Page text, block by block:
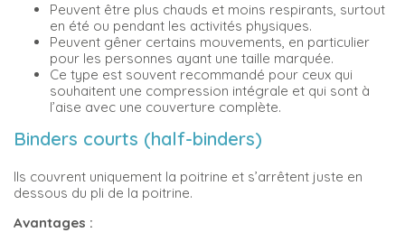
Peuvent être plus chauds et moins respirants, surtout
en été ou pendant les activités physiques.
Peuvent gêner certains mouvements, en particulier
pour les personnes ayant une taille marquée.
Ce type est souvent recommandé pour ceux qui
souhaitent une compression intégrale et qui sont à
l’aise avec une couverture complète.
Binders courts (half-binders)
Ils couvrent uniquement la poitrine et s’arrêtent juste en
dessous du pli de la poitrine.
Avantages :